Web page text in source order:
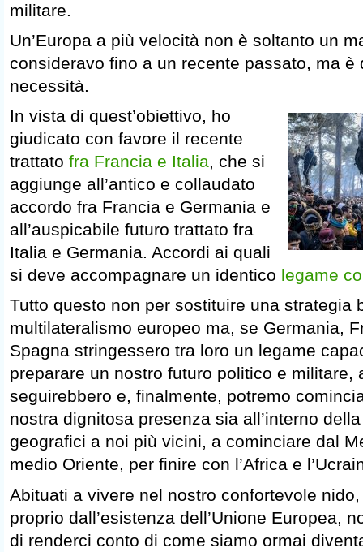
militare.
Un’Europa a più velocità non è soltanto un
consideravo fino a un recente passato, ma è
necessità.
In vista di quest’obiettivo, ho
giudicato con favore il recente
trattato fra Francia e Italia, che si
aggiunge all’antico e collaudato
accordo fra Francia e Germania e
all’auspicabile futuro trattato fra
Italia e Germania. Accordi ai quali
si deve accompagnare un identico legame
Tutto questo non per sostituire una strategia
multilateralismo europeo ma, se Germania,
Spagna stringessero tra loro un legame
preparare un nostro futuro politico e militare,
seguirebbero e, finalmente, potremo
nostra dignitosa presenza sia all’interno
geografici a noi più vicini, a cominciare dal
medio Oriente, per finire con l’Africa e
Abituati a vivere nel nostro confortevole
proprio dall’esistenza dell’Unione Europea,
di renderci conto di come siamo ormai